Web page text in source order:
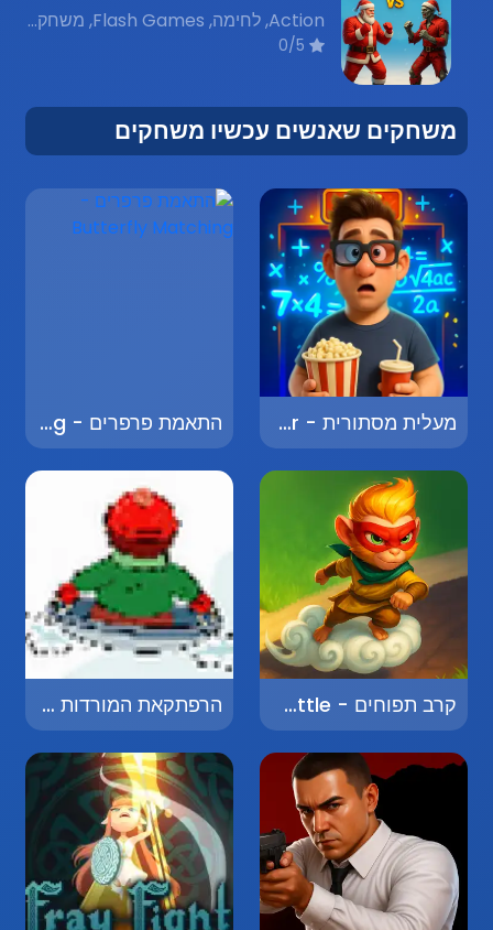
Action, לחימה, Flash Games, משחקי פלאש נוסטלגים
משחקים שאנשים עכשיו משחקים
מעלית מסתורית - Mysterious Elevator התאמת פרפרים - Butterfly Matching
קרב תפוחים - Apple Battle הרפתקאת המורדות - Downhill Adventure